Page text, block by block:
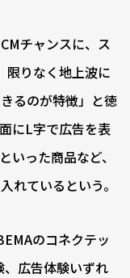
チャンスに、ス
限りなく地上波に
るのが特徴」と徳
にL字で広告を表
った商品など、
れているという。
のコネクテッ
、広告体験いずれ